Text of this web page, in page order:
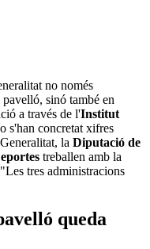
no només
sinó també en
a través de l'Institut
s'han concretat xifres
la Diputació de
treballen amb la
tres administracions
queda